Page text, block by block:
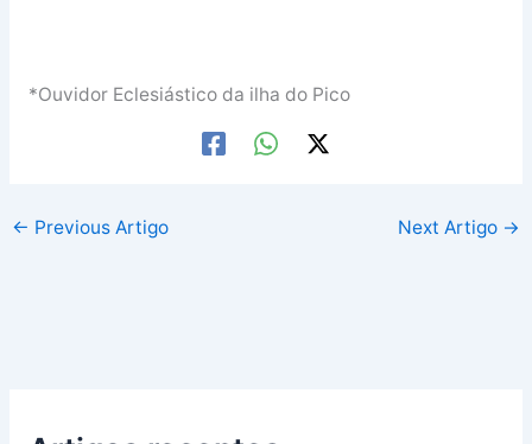
*Ouvidor Eclesiástico da ilha do Pico
← Previous Artigo Next Artigo →